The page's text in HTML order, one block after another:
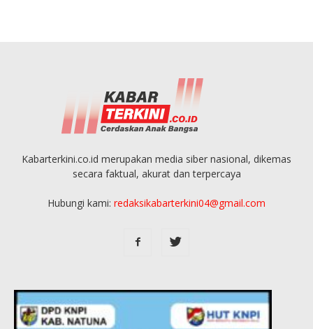
Kabarterkini.co.id merupakan media siber nasional, dikemas
secara faktual, akurat dan terpercaya
Hubungi kami: redaksikabarterkini04@gmail.com